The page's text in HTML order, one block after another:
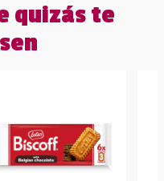
quizás te